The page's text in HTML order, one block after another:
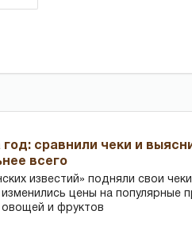
сравнили чеки и
всего
известий» подняли свои
изменились цены на популярные
и фруктов